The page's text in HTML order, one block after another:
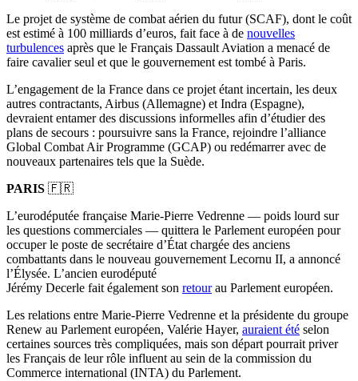
Le projet de système de combat aérien du futur (SCAF), dont le coût
est estimé à 100 milliards d’euros, fait face à de nouvelles
turbulences après que le Français Dassault Aviation a menacé de
faire cavalier seul et que le gouvernement est tombé à Paris.
L’engagement de la France dans ce projet étant incertain, les deux
autres contractants, Airbus (Allemagne) et Indra (Espagne),
devraient entamer des discussions informelles afin d’étudier des
plans de secours : poursuivre sans la France, rejoindre l’alliance
Global Combat Air Programme (GCAP) ou redémarrer avec de
nouveaux partenaires tels que la Suède.
PARIS 🇫🇷
L’eurodéputée française Marie-Pierre Vedrenne — poids lourd sur
les questions commerciales — quittera le Parlement européen pour
occuper le poste de secrétaire d’État chargée des anciens
combattants dans le nouveau gouvernement Lecornu II, a annoncé
l’Élysée. L’ancien eurodéputé
Jérémy Decerle fait également son retourau Parlement européen.
Les relations entre Marie-Pierre Vedrenne et la présidente du groupe
Renew au Parlement européen, Valérie Hayer, auraient été selon
certaines sources très compliquées, mais son départ pourrait priver
les Français de leur rôle influent au sein de la commission du
Commerce international (INTA) du Parlement.